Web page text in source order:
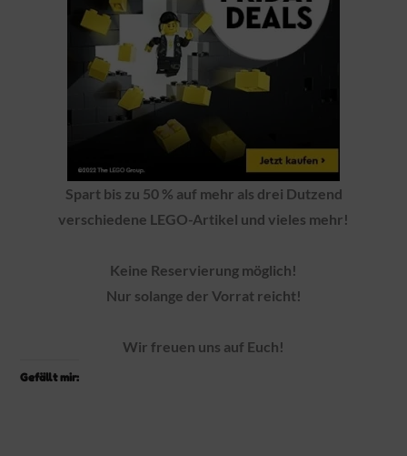
Spart bis zu 50 % auf mehr als drei Dutzend
verschiedene LEGO-Artikel und vieles mehr!
Keine Reservierung möglich!
Nur solange der Vorrat reicht!
Wir freuen uns auf Euch!
Gefällt mir: